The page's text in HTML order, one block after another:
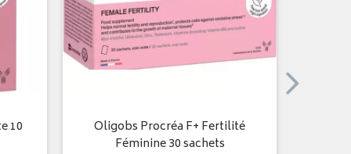
10
Oligobs Procréa F+ Fertilité
Féminine 30 sachets